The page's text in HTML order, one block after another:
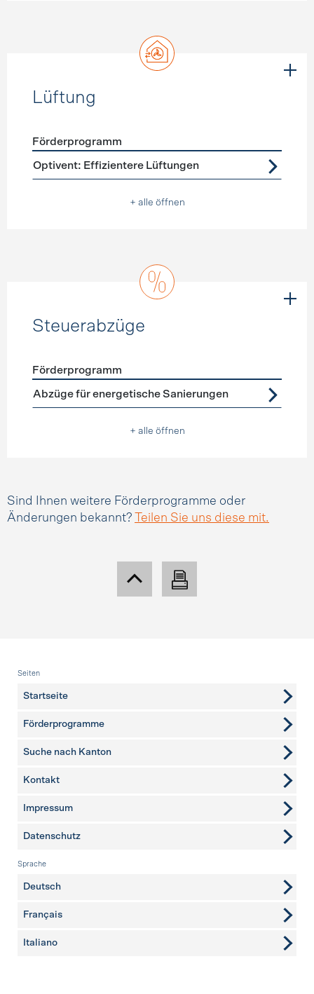
Lüftung
Förderprogramme Lüftung
Förderprogramm
Optivent: Effizientere Lüftungen
+ alle öffnen
Steuerabzüge
Förderprogramme Steuerabzüge
Förderprogramm
Abzüge für energetische Sanierungen
+ alle öffnen
Sind Ihnen weitere Förderprogramme oder
Änderungen bekannt?
Teilen Sie uns diese mit.
Fusszeile
Seiten
Startseite
Förderprogramme
Suche nach Kanton
weitere Seiten
Kontakt
Impressum
Datenschutz
Sprache
Deutsch
Français
Italiano